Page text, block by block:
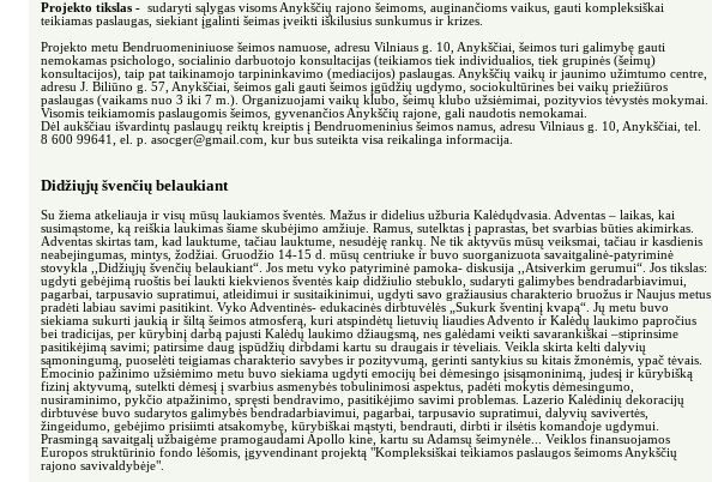
Projekto tikslas - sudaryti sąlygas visoms Anykščių rajono šeimoms, auginančioms vaikus, gauti kompleksiškai
teikiamas paslaugas, siekiant įgalinti šeimas įveikti iškilusius sunkumus ir krizes.
Projekto metu Bendruomeniniuose šeimos namuose, adresu Vilniaus g. 10, Anykščiai, šeimos turi galimybę gauti
nemokamas psichologo, socialinio darbuotojo konsultacijas (teikiamos tiek individualios, tiek grupinės (šeimų)
konsultacijos), taip pat taikinamojo tarpininkavimo (mediacijos) paslaugas. Anykščių vaikų ir jaunimo užimtumo centre,
adresu J. Biliūno g. 57, Anykščiai, šeimos gali gauti šeimos įgūdžių ugdymo, sociokultūrines bei vaikų priežiūros
paslaugas (vaikams nuo 3 iki 7 m.). Organizuojami vaikų klubo, šeimų klubo užsiėmimai, pozityvios tėvystės mokymai.
Visomis teikiamomis paslaugomis šeimos, gyvenančios Anykščių rajone, gali naudotis nemokamai.
Dėl aukščiau išvardintų paslaugų reiktų kreiptis į Bendruomeninius šeimos namus, adresu Vilniaus g. 10, Anykščiai, tel.
8 600 99641, el. p. asocger@gmail.com, kur bus suteikta visa reikalinga informacija.
Didžiųjų švenčių belaukiant
Su žiema atkeliauja ir visų mūsų laukiamos šventės. Mažus ir didelius užburia Kalėdųdvasia. Adventas – laikas, kai
susimąstome, ką reiškia laukimas šiame skubėjimo amžiuje. Ramus, sutelktas į paprastas, bet svarbias būties akimirkas.
Adventas skirtas tam, kad lauktume, tačiau lauktume, nesudėję rankų. Ne tik aktyvūs mūsų veiksmai, tačiau ir kasdienis
neabejingumas, mintys, žodžiai. Gruodžio 14-15 d. mūsų centriuke ir buvo suorganizuota savaitgalinė-patyriminė
stovykla ,,Didžiųjų švenčių belaukiant“. Jos metu vyko patyriminė pamoka- diskusija ,,Atsiverkim gerumui“. Jos tikslas:
ugdyti gebėjimą ruoštis bei laukti kiekvienos šventės kaip didžiulio stebuklo, sudaryti galimybes bendradarbiavimui,
pagarbai, tarpusavio supratimui, atleidimui ir susitaikinimui, ugdyti savo gražiausius charakterio bruožus ir Naujus metus
pradėti labiau savimi pasitikint. Vyko Adventinės- edukacinės dirbtuvėlės „Sukurk šventinį kvapą“. Jų metu buvo
siekiama sukurti jaukią ir šiltą šeimos atmosferą, kuri atspindėtų lietuvių liaudies Advento ir Kalėdų laukimo papročius
bei tradicijas, per kūrybinį darbą pajusti Kalėdų laukimo džiaugsmą, nes galėdami veikti savarankiškai –stiprinsime
pasitikėjimą savimi; patirsime daug įspūdžių dirbdami kartu su draugais ir tėveliais. Veikla skirta kelti dalyvių
sąmoningumą, puoselėti teigiamas charakterio savybes ir pozityvumą, gerinti santykius su kitais žmonėmis, ypač tėvais.
Emocinio pažinimo užsiėmimo metu buvo siekiama ugdyti emocijų bei dėmesingo įsisąmoninimą, judesį ir kūrybišką
fizinį aktyvumą, sutelkti dėmesį į svarbius asmenybės tobulinimosi aspektus, padėti mokytis dėmesingumo,
nusiraminimo, pykčio atpažinimo, spręsti bendravimo, pasitikėjimo savimi problemas. Lazerio Kalėdinių dekoracijų
dirbtuvėse buvo sudarytos galimybės bendradarbiavimui, pagarbai, tarpusavio supratimui, dalyvių savivertės,
žingeidumo, gebėjimo prisiimti atsakomybę, kūrybiškai mąstyti, bendrauti, dirbti ir ilsėtis komandoje ugdymui.
Prasmingą savaitgalį užbaigėme pramogaudami Apollo kine, kartu su Adamsų šeimynėle... Veiklos finansuojamos
Europos struktūrinio fondo lėšomis, įgyvendinant projektą "Kompleksiškai teikiamos paslaugos šeimoms Anykščių
rajono savivaldybėje".